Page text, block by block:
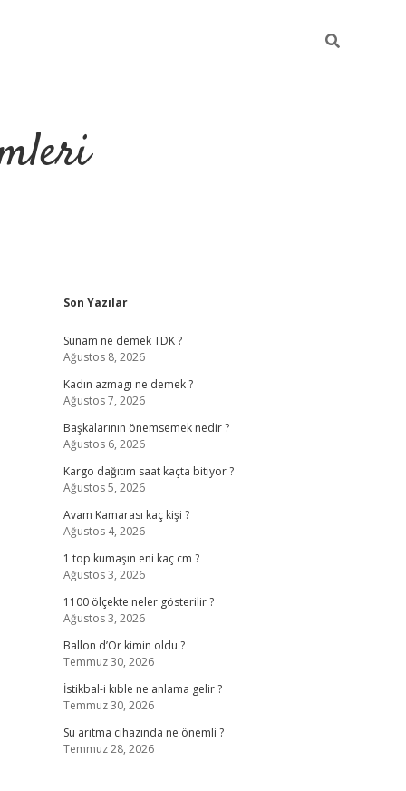
Sidebar
Son Yazılar
Sunam ne demek TDK ?
Ağustos 8, 2026
Kadın azmagı ne demek ?
Ağustos 7, 2026
Başkalarının önemsemek nedir ?
Ağustos 6, 2026
Kargo dağıtım saat kaçta bitiyor ?
Ağustos 5, 2026
Avam Kamarası kaç kişi ?
Ağustos 4, 2026
1 top kumaşın eni kaç cm ?
Ağustos 3, 2026
1100 ölçekte neler gösterilir ?
Ağustos 3, 2026
Ballon d’Or kimin oldu ?
Temmuz 30, 2026
İstikbal-i kıble ne anlama gelir ?
Temmuz 30, 2026
Su arıtma cihazında ne önemli ?
Temmuz 28, 2026